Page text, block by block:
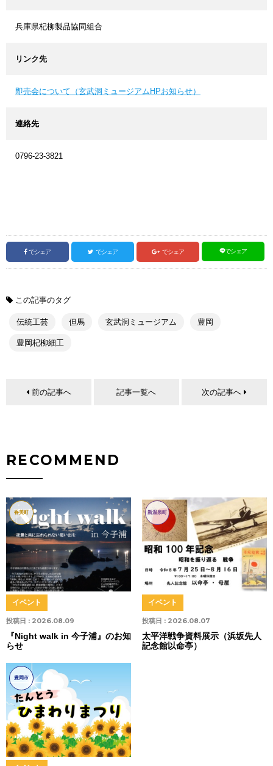
兵庫県杞柳製品協同組合
リンク先
即売会について（玄武洞ミュージアムHPお知らせ）
連絡先
0796-23-3821
でシェア でシェア でシェア でシェア
この記事のタグ
伝統工芸 但馬 玄武洞ミュージアム 豊岡
豊岡杞柳細工
前の記事へ 記事一覧へ 次の記事へ
RECOMMEND
香美町
投稿日 : 2026.08.09
イベント
『Night walk in 今子浦』のお知
らせ
新温泉町
投稿日 : 2026.08.07
イベント
太平洋戦争資料展示（浜坂先人
記念館以命亭）
豊岡市